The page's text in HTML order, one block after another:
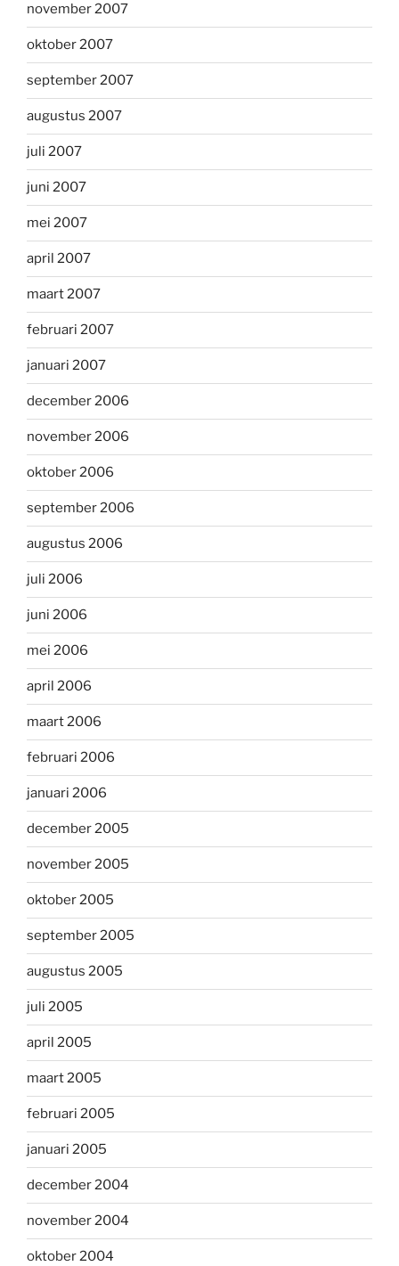
november 2007
oktober 2007
september 2007
augustus 2007
juli 2007
juni 2007
mei 2007
april 2007
maart 2007
februari 2007
januari 2007
december 2006
november 2006
oktober 2006
september 2006
augustus 2006
juli 2006
juni 2006
mei 2006
april 2006
maart 2006
februari 2006
januari 2006
december 2005
november 2005
oktober 2005
september 2005
augustus 2005
juli 2005
april 2005
maart 2005
februari 2005
januari 2005
december 2004
november 2004
oktober 2004